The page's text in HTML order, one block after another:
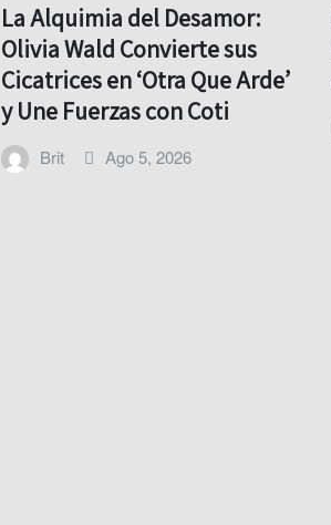
La Alquimia del Desamor:
Olivia Wald Convierte sus
Cicatrices en ‘Otra Que Arde’
y Une Fuerzas con Coti
Brit Ago 5, 2026